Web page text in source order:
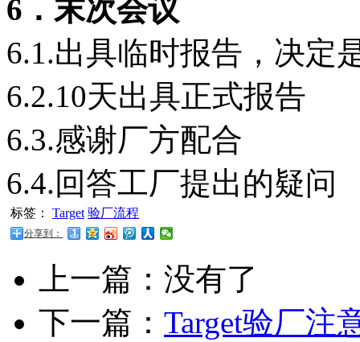
6．末次会议
6.1.出具临时报告，决定
6.2.10天出具正式报告
6.3.感谢厂方配合
6.4.回答工厂提出的疑问
标签： Target 验厂流程
分享到：
上一篇：没有了
下一篇： Target验厂注